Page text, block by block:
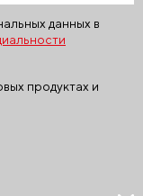
данных в
продуктах и